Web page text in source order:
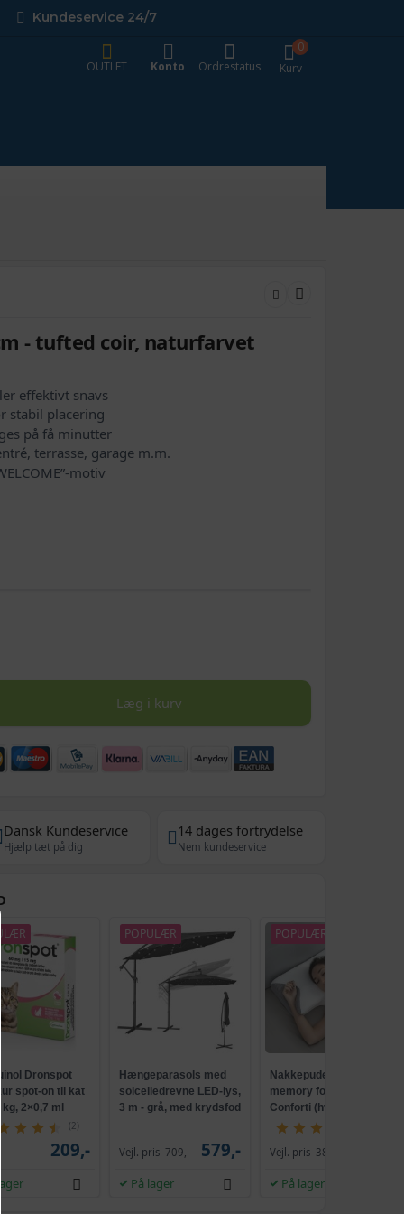
Kundeservice 24/7
Kurv
0
OUTLET
Konto Ordrestatus
- tufted coir, naturfarvet
effektivt snavs
stabil placering
på få minutter
terrasse, garage m.m.
motiv
Læg i kurv
Dansk Kundeservice
Hjælp tæt på dig
14 dages fortrydelse
Nem kundeservice
Dronspot
spot-on til kat
kg, 2×0,7 ml
(2)
209,-
POPULÆR
Hængeparasols med
solcelledrevne LED-lys,
3 m - grå, med krydsfod
Vejl. pris 709,- 579,-
På lager
POPULÆR
Nakkepude med
memory foam -
Conforti (hvid/grå)
Vejl. pris 386,-
På lager